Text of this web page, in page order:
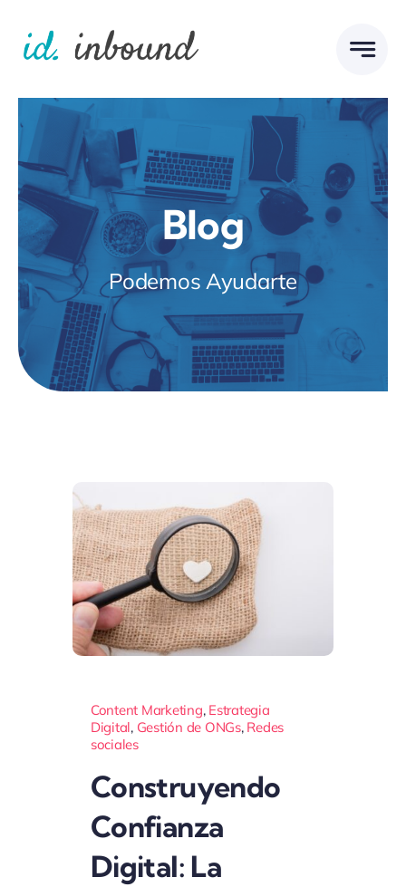
content
Blog
Podemos Ayudarte
Content Marketing, Estrategia
Digital, Gestión de ONGs, Redes
sociales
Construyendo
Confianza
Digital: La